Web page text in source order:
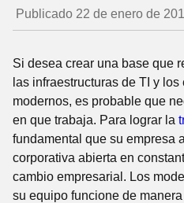
Publicado 22 de enero de
Si desea crear una base que
las infraestructuras de TI y
modernos, es probable que
en que trabaja. Para lograr la
fundamental que su empresa
corporativa abierta en
cambio empresarial. Los
su equipo funcione de